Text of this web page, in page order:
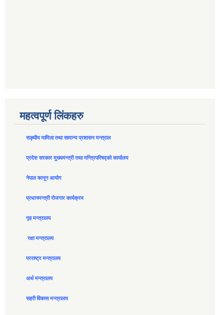
महत्वपूर्ण लिंकहरु
सङ्घीय मामिला तथा सामान्य प्रशासन मन्त्राल
प्रदेश सरकार मुख्यमन्त्री तथा मन्त्रिपरिषद्को कार्यालय
नेपाल कानून आयोग
प्रधानमन्त्री रोजगार कार्यक्रम
गृह मन्त्रालय
रक्षा मन्त्रालय
परराष्ट्र मन्त्रालय
अर्थ मन्त्रालय
सहरी विकास मन्त्रालय